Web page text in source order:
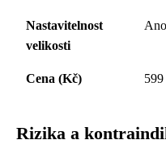
Nastavitelnost
velikosti
Ano
Cena (Kč) 599
Rizika a